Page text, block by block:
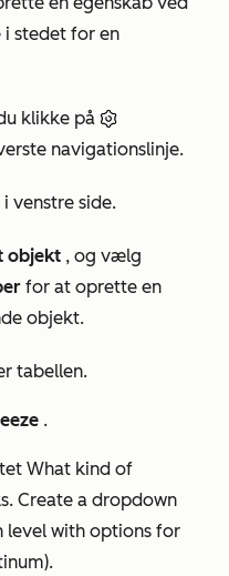
stedet for en
klikke på
navigationslinje.
venstre side.
objekt , og vælg
for at oprette en
objekt.
tabellen.
.
What kind of
Create a dropdown
level with options for